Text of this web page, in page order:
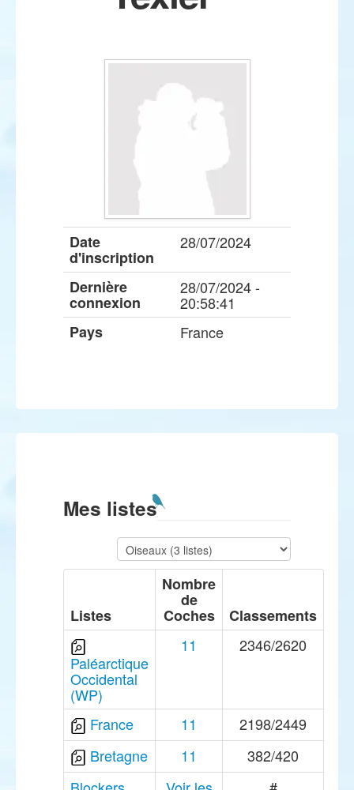
Date
d'inscription
28/07/2024
Dernière
connexion
28/07/2024 -
20:58:41
Pays
France
Mes listes
Listes
Nombre
de
Coches Classements
Paléarctique
Occidental
(WP)
11 2346/2620
France 11
2198/2449
Bretagne
11
382/420